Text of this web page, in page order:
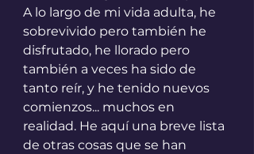
A lo largo de mi vida adulta, he
sobrevivido pero también he
disfrutado, he llorado pero
también a veces ha sido de
tanto reír, y he tenido nuevos
comienzos... muchos en
realidad. He aquí una breve lista
de otras cosas que se han